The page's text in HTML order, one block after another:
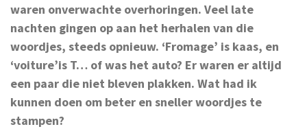
waren onverwachte overhoringen. Veel late
nachten gingen op aan het herhalen van die
woordjes, steeds opnieuw. ‘Fromage’ is kaas, en
‘voiture’is T… of was het auto? Er waren er altijd
een paar die niet bleven plakken. Wat had ik
kunnen doen om beter en sneller woordjes te
stampen?